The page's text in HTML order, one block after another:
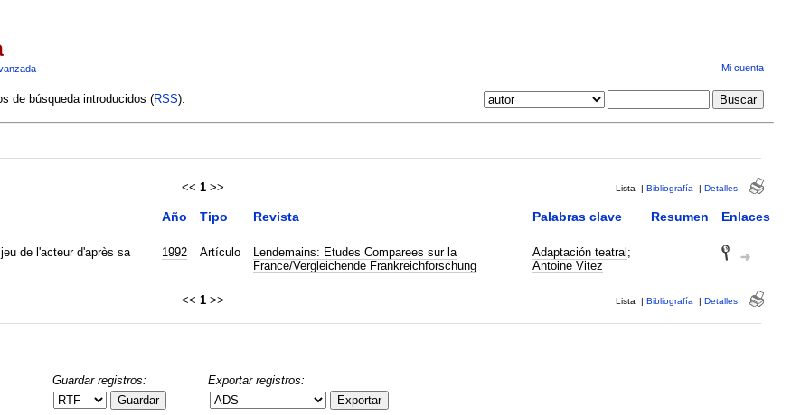
Mi cuenta
de búsqueda introducidos (RSS):
<< 1 >> Lista | Bibliografía | Detalles
Año Tipo Revista Palabras clave Resumen Enlaces
de l'acteur d'après sa
1992 Artículo
Lendemains: Etudes Comparees sur la
France/Vergleichende Frankreichforschung
Adaptación teatral ;
Antoine Vitez
<< 1 >> Lista | Bibliografía | Detalles
Guardar registros:
Guardar
Exportar registros:
Exportar